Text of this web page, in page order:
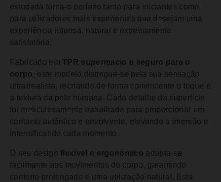
estudada torna-o perfeito tanto para iniciantes como
para utilizadores mais experientes que desejam uma
experiência intensa, natural e extremamente
satisfatória.
Fabricado emTPR supermacio e seguro para o
corpo , este modelo distingue-se pela sua sensação
ultrarrealista, recriando de forma convincente o toque e
a textura da pele humana. Cada detalhe da superfície
foi meticulosamente trabalhado para proporcionar um
contacto autêntico e envolvente, elevando a imersão e
intensificando cada momento.
O seu design flexível e ergonómico adapta-se
facilmente aos movimentos do corpo, garantindo
conforto prolongado e uma utilização natural. Esta